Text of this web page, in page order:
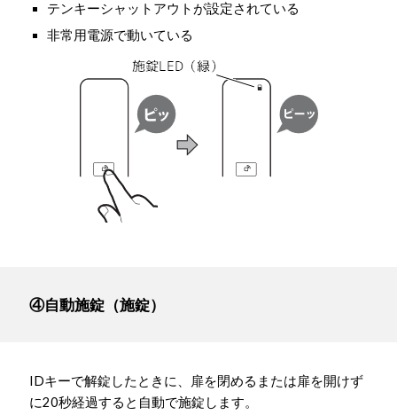
テンキーシャットアウトが設定されている
非常用電源で動いている
④自動施錠（施錠）
IDキーで解錠したときに、扉を閉めるまたは扉を開けず
に20秒経過すると自動で施錠します。